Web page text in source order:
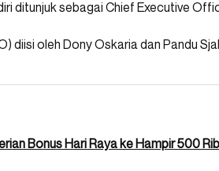
ditunjuk sebagai Chief Executive
diisi oleh Dony Oskaria dan Pandu
Bonus Hari Raya ke Hampir 500